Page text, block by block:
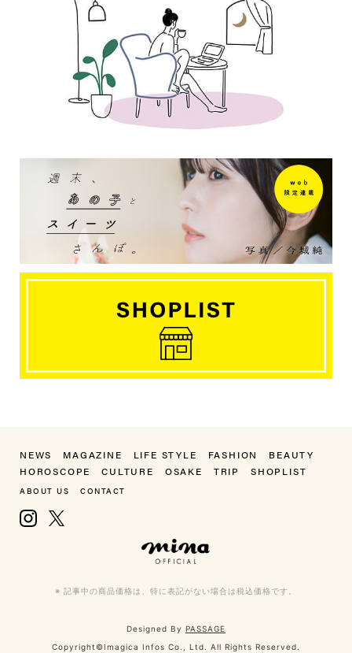
NEWS MAGAZINE LIFE STYLE FASHION
BEAUTY
HOROSCOPE
CULTURE OSAKE TRIP SHOPLIST
ABOUT US CONTACT
Instagram
※ 記事中の商品価格は、特に表記がない場合は税込価格です。
Designed By PASSAGE
Copyright©Imagica Infos Co., Ltd. All Rights Reserved.